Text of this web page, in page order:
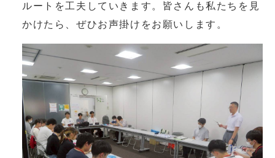
ルートを工夫していきます。皆さんも私たちを見
かけたら、ぜひお声掛けをお願いします。